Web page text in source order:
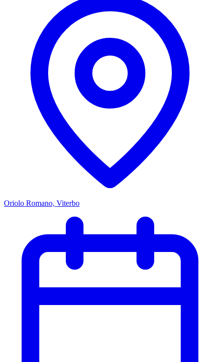
Oriolo Romano, Viterbo